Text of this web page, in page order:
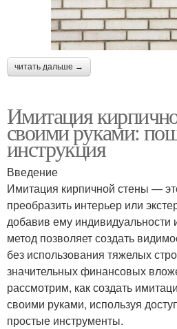
читать дальше →
Имитация
своими руками:
инструкция
Введение
Имитация кирпичной стены —
преобразить интерьер или
добавив ему индивидуальности
метод позволяет создать
без использования тяжелых
значительных финансовых
рассмотрим, как создать
своими руками, используя
простые инструменты.